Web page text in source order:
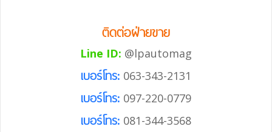
ติดต่อฝ่ายขาย
Line ID: @lpautomag
เบอร์โทร: 063-343-2131
เบอร์โทร: 097-220-0779
เบอร์โทร: 081-344-3568